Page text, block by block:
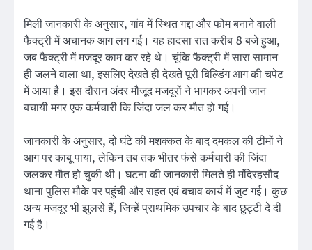
मिली जानकारी के अनुसार, गांव में स्थित गद्दा और फोम बनाने वाली
फैक्ट्री में अचानक आग लग गई। यह हादसा रात करीब 8 बजे हुआ,
जब फैक्ट्री में मजदूर काम कर रहे थे। चूंकि फैक्ट्री में सारा सामान
ही जलने वाला था, इसलिए देखते ही देखते पूरी बिल्डिंग आग की चपेट
में आया है। इस दौरान अंदर मौजूद मजदूरों ने भागकर अपनी जान
बचायी मगर एक कर्मचारी कि जिंदा जल कर मौत हो गई।
जानकारी के अनुसार, दो घंटे की मशक्कत के बाद दमकल की टीमों ने
आग पर काबू पाया, लेकिन तब तक भीतर फंसे कर्मचारी की जिंदा
जलकर मौत हो चुकी थी। घटना की जानकारी मिलते ही मंदिरहसौद
थाना पुलिस मौके पर पहुंची और राहत एवं बचाव कार्य में जुट गई। कुछ
अन्य मजदूर भी झुलसे हैं, जिन्हें प्राथमिक उपचार के बाद छुट्टी दे दी
गई है।